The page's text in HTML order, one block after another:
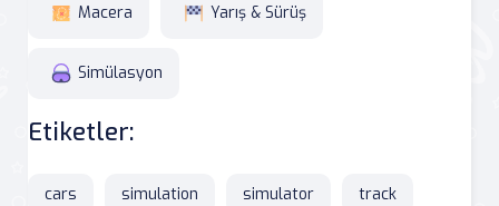
Macera Yarış & Sürüş
Simülasyon
Etiketler:
cars simulation simulator track